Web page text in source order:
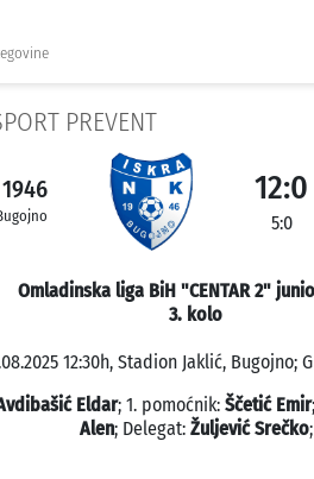
PREVENT
12:0
5:0
Omladinska liga BiH "CENTAR 2"
3. kolo
12:30h, Stadion Jaklić, Bugojno;
Eldar; 1. pomoćnik: Ščetić Emir
Alen; Delegat: Žuljević Srečko;